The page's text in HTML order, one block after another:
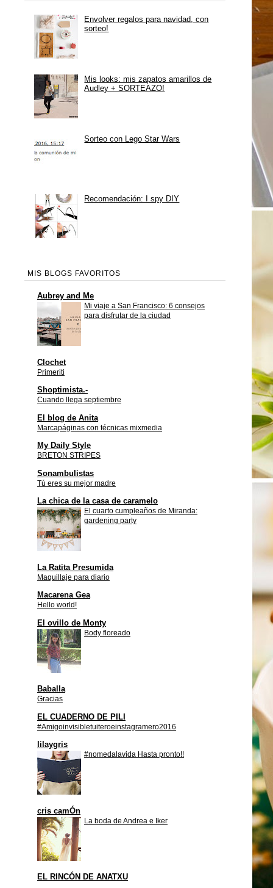
Envolver regalos para navidad, con
sorteo!
Mis looks: mis zapatos amarillos de
Audley + SORTEAZO!
Sorteo con Lego Star Wars
Recomendación: I spy DIY
MIS BLOGS FAVORITOS
Aubrey and Me
Mi viaje a San Francisco: 6 consejos
para disfrutar de la ciudad
Clochet
Primeriti
Shoptimista.-
Cuando llega septiembre
El blog de Anita
Marcapáginas con técnicas mixmedia
My Daily Style
BRETON STRIPES
Sonambulistas
Tú eres su mejor madre
La chica de la casa de caramelo
El cuarto cumpleaños de Miranda:
gardening party
La Ratita Presumida
Maquillaje para diario
Macarena Gea
Hello world!
El ovillo de Monty
Body floreado
Baballa
Gracias
EL CUADERNO DE PILI
#Amigoinvisibletuiteroeinstagramero2016
lilaygris
#nomedalavida Hasta pronto!!
cris camÓn
La boda de Andrea e Iker
EL RINCÓN DE ANATXU